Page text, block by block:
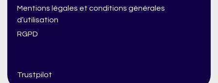
Mentions légales et conditions générales
d’utilisation
RGPD
Trustpilot